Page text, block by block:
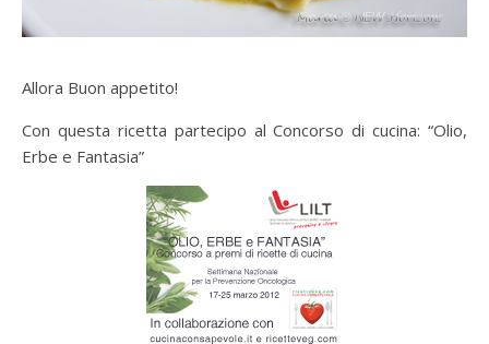
Allora Buon appetito!
Con questa ricetta partecipo al Concorso di cucina: “Olio,
Erbe e Fantasia”